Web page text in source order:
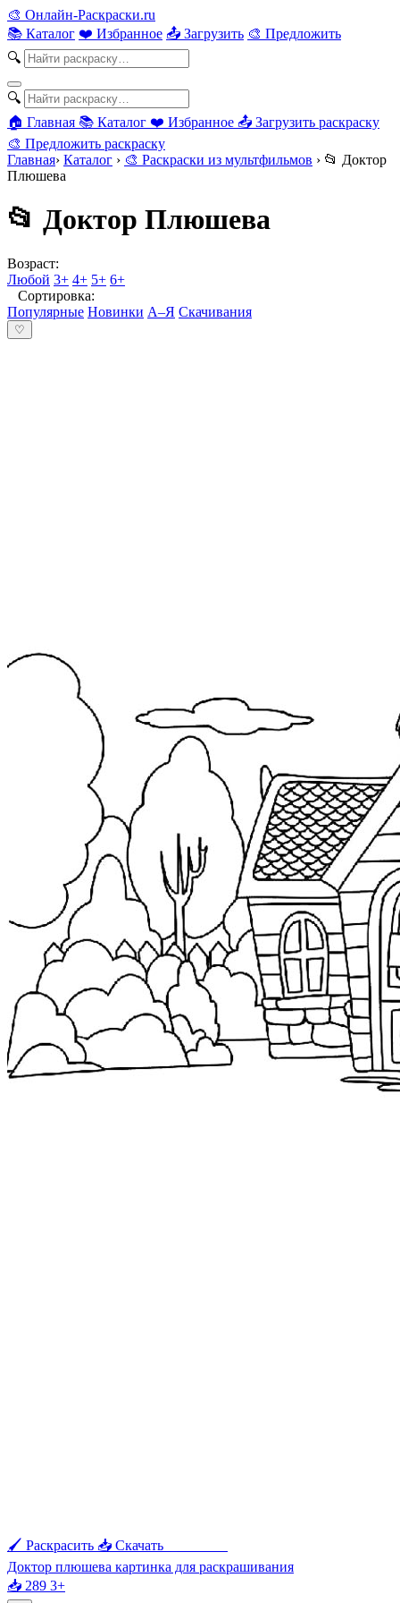
🎨 Онлайн-Раскраски.ru
📚 Каталог ❤️ Избранное 📤 Загрузить 🎨 Предложить
🔍
🔍
🏠 Главная 📚 Каталог ❤️ Избранное 📤 Загрузить раскраску
🎨 Предложить раскраску
Главная› Каталог › 🎨 Раскраски из мультфильмов › 📂 Доктор
Плюшева
📂 Доктор Плюшева
Возраст:
Любой 3+ 4+ 5+ 6+
Сортировка:
Популярные Новинки А–Я Скачивания
♡
🖌 Раскрасить 📥 Скачать
Доктор плюшева картинка для раскрашивания
📥 289 3+